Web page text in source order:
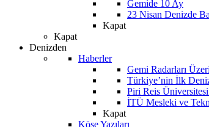
Gemide 10 Ay
23 Nisan Denizde
Kapat
Kapat
Denizden
Haberler
Gemi Radarları
Türkiye’nin İlk
Piri Reis
İTÜ Mesleki ve
Kapat
Köşe Yazıları